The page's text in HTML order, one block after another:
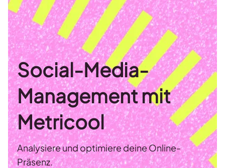
Social-Media-
Management mit
Metricool
Analysiere und optimiere deine Online-
Präsenz.